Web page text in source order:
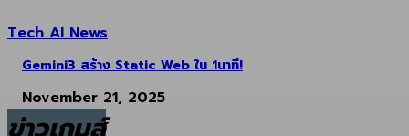
Tech AI News
Gemini3 สร้าง Static Web ใน 1นาที!
November 21, 2025